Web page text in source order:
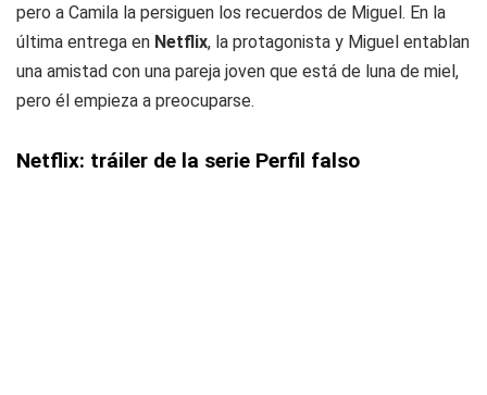
pero a Camila la persiguen los recuerdos de Miguel. En la
última entrega en Netflix, la protagonista y Miguel entablan
una amistad con una pareja joven que está de luna de miel,
pero él empieza a preocuparse.
Netflix: tráiler de la serie Perfil falso